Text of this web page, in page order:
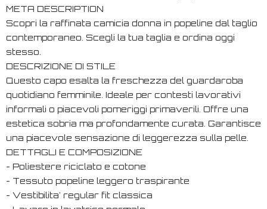
META DESCRIPTION
Scopri la raffinata camicia donna in popeline dal taglio
contemporaneo. Scegli la tua taglia e ordina oggi
stesso.
DESCRIZIONE DI STILE
Questo capo esalta la freschezza del guardaroba
quotidiano femminile. Ideale per contesti lavorativi
informali o piacevoli pomeriggi primaverili. Offre una
estetica sobria ma profondamente curata. Garantisce
una piacevole sensazione di leggerezza sulla pelle.
DETTAGLI E COMPOSIZIONE
- Poliestere riciclato e cotone
- Tessuto popeline leggero traspirante
- Vestibilita' regular fit classica